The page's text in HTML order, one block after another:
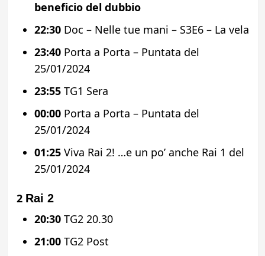
beneficio del dubbio
22:30Doc – Nelle tue mani – S3E6 – La vela
23:40Porta a Porta – Puntata del
25/01/2024
23:55TG1 Sera
00:00Porta a Porta – Puntata del
25/01/2024
01:25Viva Rai 2! …e un po’ anche Rai 1 del
25/01/2024
2 Rai 2
20:30TG2 20.30
21:00TG2 Post